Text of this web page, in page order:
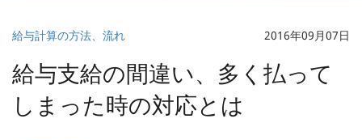
給与計算の方法、流れ 2016年09月07日
給与支給の間違い、多く払って
しまった時の対応とは